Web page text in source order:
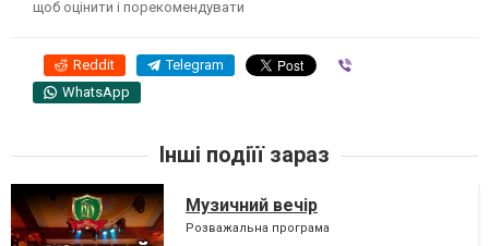
щоб оцінити і порекомендувати
Reddit Telegram
WhatsApp
Інші подіїї зараз
Музичний вечір
Розважальна програма